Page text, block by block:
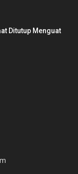
Ditutup Menguat